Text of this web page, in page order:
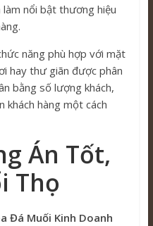
nổi bật thương hiệu
năng phù hợp với mặt
hay thư giãn được phân
bằng số lượng khách,
khách hàng một cách
Án Tốt,
Thọ
Đá Muối Kinh Doanh